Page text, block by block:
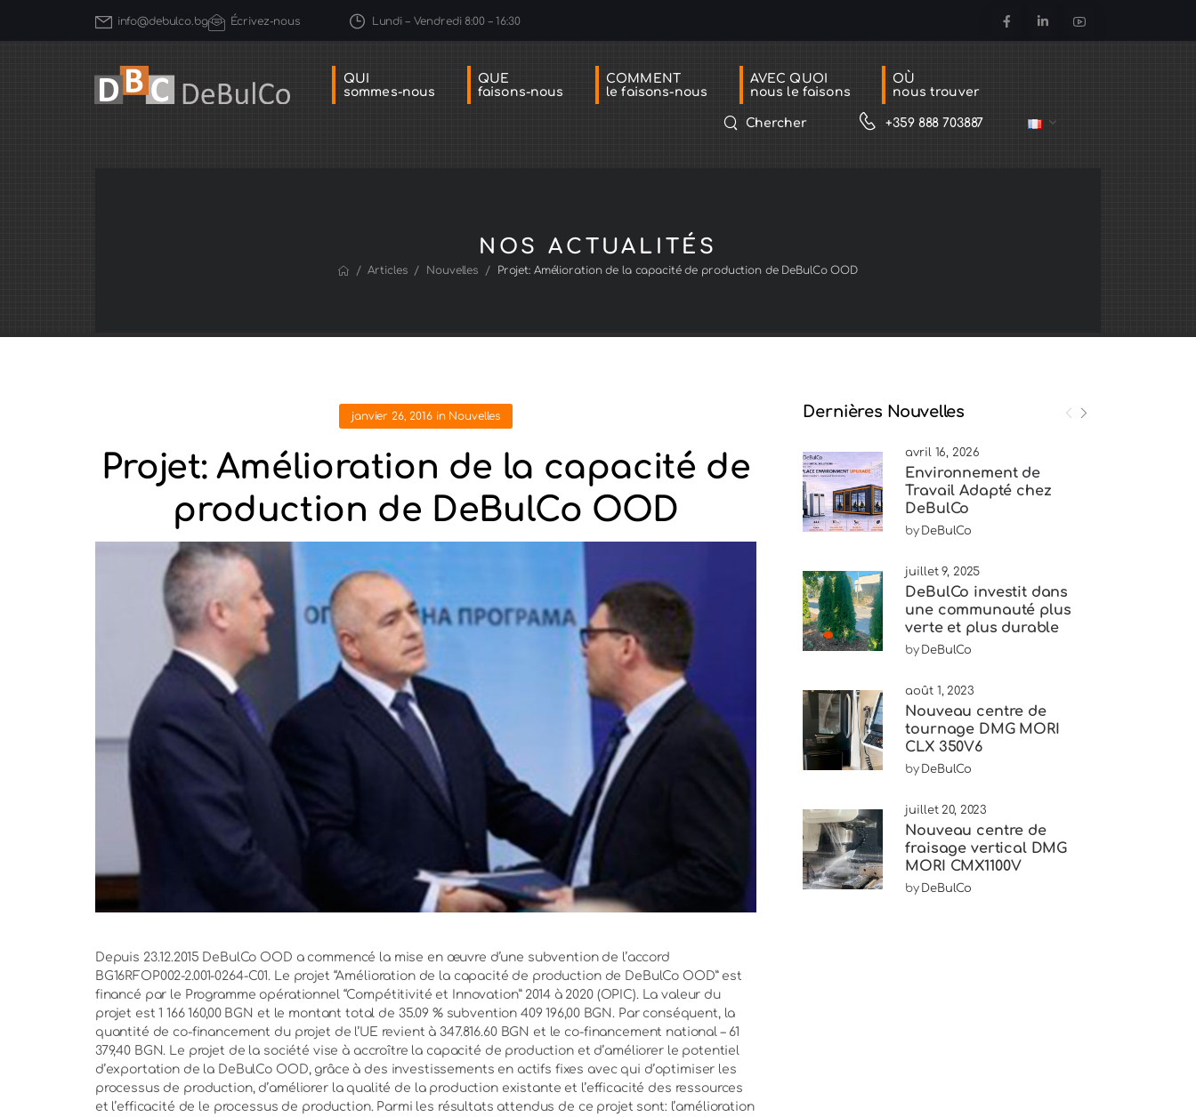
info@debulco.bg Écrivez-nous Lundi – Vendredi 8:00 – 16:30
QUI
sommes-nous
QUE
faisons-nous
COMMENT
le faisons-nous
AVEC QUOI
nous le faisons
OÙ
nous trouver
Chercher +359 888 703887
NOS ACTUALITÉS
/ Articles / Nouvelles / Projet: Amélioration de la capacité de production de DeBulCo OOD
Dernières Nouvelles
avril 16, 2026
Environnement de
Travail Adapté chez
DeBulCo
by DeBulCo
juillet 9, 2025
DeBulCo investit dans
une communauté plus
verte et plus durable
by DeBulCo
août 1, 2023
Nouveau centre de
tournage DMG MORI
CLX 350V6
by DeBulCo
juillet 20, 2023
Nouveau centre de
fraisage vertical DMG
MORI CMX1100V
by DeBulCo
janvier 26, 2016in Nouvelles
Projet: Amélioration de la capacité de
production de DeBulCo OOD
Depuis 23.12.2015 DeBulCo OOD a commencé la mise en œuvre d’une subvention de l’accord
BG16RFOP002-2.001-0264-C01. Le projet “Amélioration de la capacité de production de DeBulCo OOD” est
financé par le Programme opérationnel “Compétitivité et Innovation” 2014 à 2020 (OPIC). La valeur du
projet est 1 166 160,00 BGN et le montant total de 35.09 % subvention 409 196,00 BGN. Par conséquent, la
quantité de co-financement du projet de l’UE revient à 347.816.60 BGN et le co-financement national – 61
379,40 BGN. Le projet de la société vise à accroître la capacité de production et d’améliorer le potentiel
d’exportation de la DeBulCo OOD, grâce à des investissements en actifs fixes avec qui d’optimiser les
processus de production, d’améliorer la qualité de la production existante et l’efficacité des ressources
et l’efficacité de le processus de production. Parmi les résultats attendus de ce projet sont: l’amélioration